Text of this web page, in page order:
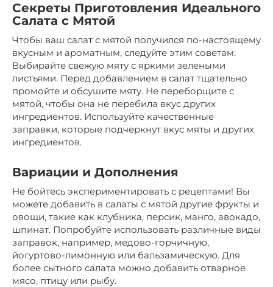
Секреты Приготовления Идеального
Салата с Мятой
Чтобы ваш салат с мятой получился по-настоящему
вкусным и ароматным, следуйте этим советам:
Выбирайте свежую мяту с яркими зелеными
листьями. Перед добавлением в салат тщательно
промойте и обсушите мяту. Не переборщите с
мятой, чтобы она не перебила вкус других
ингредиентов. Используйте качественные
заправки, которые подчеркнут вкус мяты и других
ингредиентов.
Вариации и Дополнения
Не бойтесь экспериментировать с рецептами! Вы
можете добавить в салаты с мятой другие фрукты и
овощи, такие как клубника, персик, манго, авокадо,
шпинат. Попробуйте использовать различные виды
заправок, например, медово-горчичную,
йогуртово-лимонную или бальзамическую. Для
более сытного салата можно добавить отварное
мясо, птицу или рыбу.